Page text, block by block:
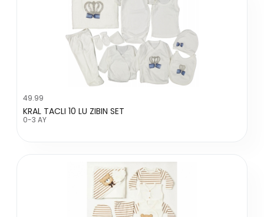
49.99
KRAL TACLI 10 LU ZIBIN SET
0-3 AY